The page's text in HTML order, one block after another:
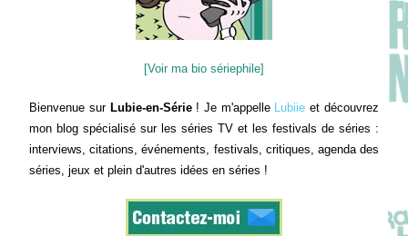
[Voir ma bio sériephile]
Bienvenue sur Lubie-en-Série! Je m'appelle Lubiie et découvrez
mon blog spécialisé sur les séries TV et les festivals de séries :
interviews, citations, événements, festivals, critiques, agenda des
séries, jeux et plein d'autres idées en séries !